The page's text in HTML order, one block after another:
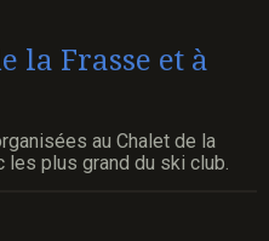
la Frasse et à
au Chalet de la
les plus grand du ski club.